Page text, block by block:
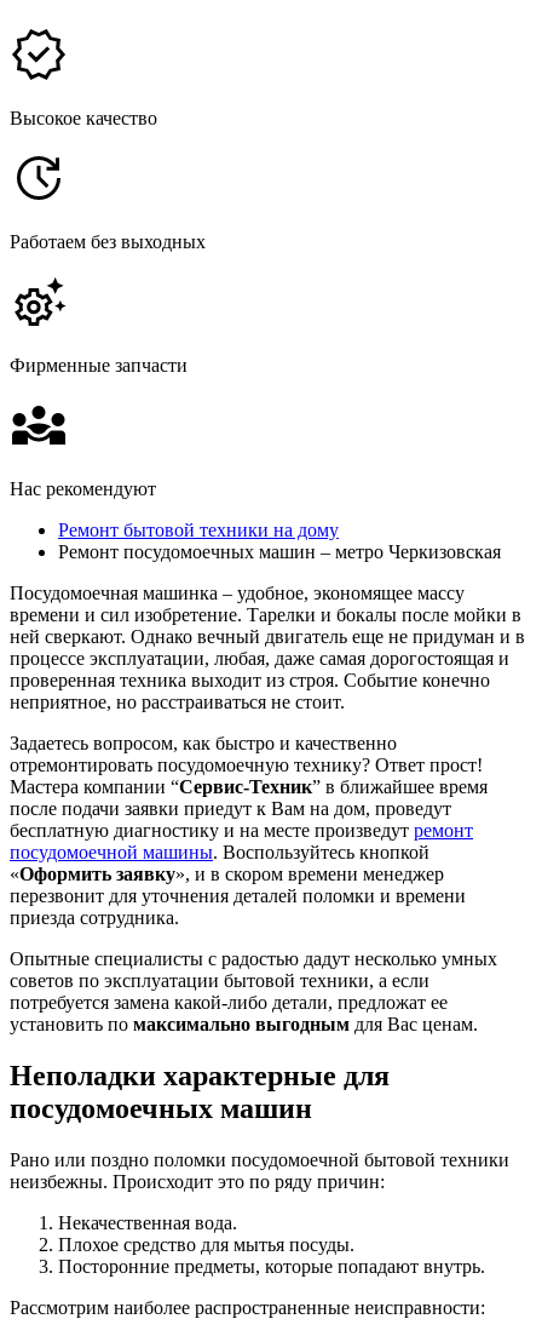
Высокое качество
Работаем без выходных
Фирменные запчасти
Нас рекомендуют
Ремонт бытовой техники на дому
Ремонт посудомоечных машин – метро Черкизовская
Посудомоечная машинка – удобное, экономящее массу
времени и сил изобретение. Тарелки и бокалы после мойки в
ней сверкают. Однако вечный двигатель еще не придуман и в
процессе эксплуатации, любая, даже самая дорогостоящая и
проверенная техника выходит из строя. Событие конечно
неприятное, но расстраиваться не стоит.
Задаетесь вопросом, как быстро и качественно
отремонтировать посудомоечную технику? Ответ прост!
Мастера компании “Сервис-Техник” в ближайшее время
после подачи заявки приедут к Вам на дом, проведут
бесплатную диагностику и на месте произведут ремонт
посудомоечной машины. Воспользуйтесь кнопкой
«Оформить заявку», и в скором времени менеджер
перезвонит для уточнения деталей поломки и времени
приезда сотрудника.
Опытные специалисты с радостью дадут несколько умных
советов по эксплуатации бытовой техники, а если
потребуется замена какой-либо детали, предложат ее
установить по максимально выгодным для Вас ценам.
Неполадки характерные для
посудомоечных машин
Рано или поздно поломки посудомоечной бытовой техники
неизбежны. Происходит это по ряду причин:
Некачественная вода.
Плохое средство для мытья посуды.
Посторонние предметы, которые попадают внутрь.
Рассмотрим наиболее распространенные неисправности: